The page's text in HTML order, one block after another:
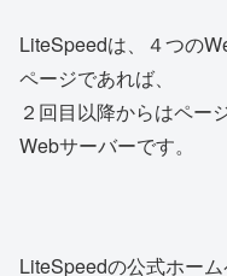
LiteSpeedは、４つの
ページであれば、
２回目以降からはペー
Webサーバーです。
LiteSpeedの公式ホー